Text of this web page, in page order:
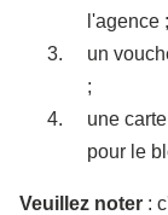
l'agence ;
un
;
une
pour le
Veuillez noter :